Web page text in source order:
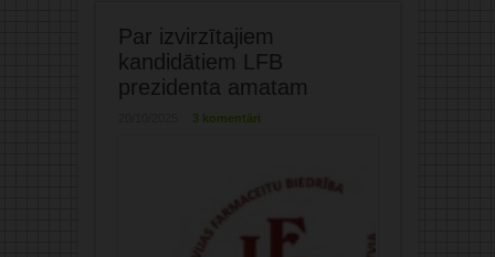
Par izvirzītajiem
kandidātiem LFB
prezidenta amatam
3 komentāri